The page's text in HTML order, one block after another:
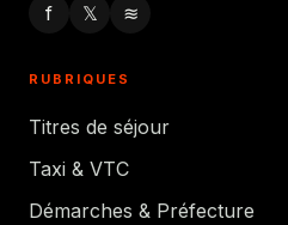
f 𝕏 ≋
RUBRIQUES
Titres de séjour
Taxi & VTC
Démarches & Préfecture